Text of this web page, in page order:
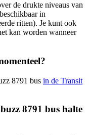
de drukte niveaus van
in
ritten). Je kunt ook
kan worden wanneer
8791 bus in de Transit
8791 bus halte